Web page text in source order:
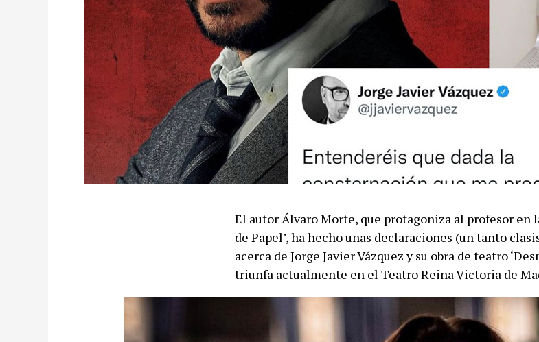
El autor Álvaro Morte, que protagoniza al profesor en
de Papel’, ha hecho unas declaraciones (un tanto
acerca de Jorge Javier Vázquez y su obra de teatro
triunfa actualmente en el Teatro Reina Victoria de